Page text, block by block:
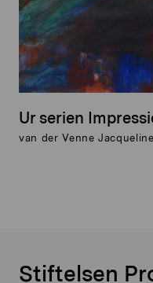
Ur serien
van der Venne
Stiftelsen